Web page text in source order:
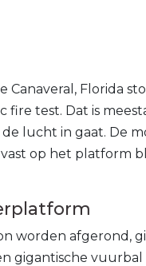
Canaveral, Florida
fire test. Dat is
lucht in gaat. De
op het platform
worden afgerond,
gigantische